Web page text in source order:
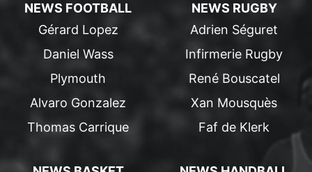
NEWS FOOTBALL
Gérard Lopez
Daniel Wass
Plymouth
Alvaro Gonzalez
Thomas Carrique
NEWS RUGBY
Adrien Séguret
Infirmerie Rugby
René Bouscatel
Xan Mousquès
Faf de Klerk